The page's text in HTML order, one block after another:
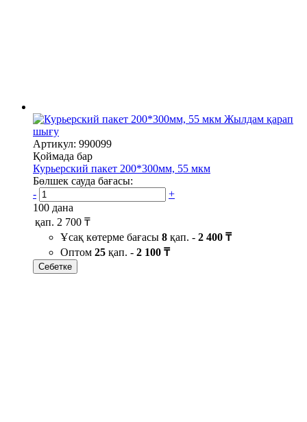
Жылдам қарап
шығу
Артикул: 990099
Қоймада бар
Курьерский пакет 200*300мм, 55 мкм
Бөлшек сауда бағасы:
-
+
100 дана
қап. 2 700 ₸
Ұсақ көтерме бағасы 8 қап. - 2 400 ₸
Оптом 25 қап. - 2 100 ₸
Себетке